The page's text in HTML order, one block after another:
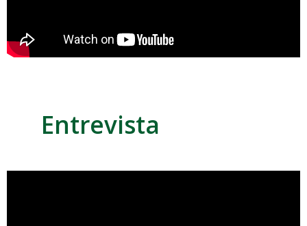
Entrevista